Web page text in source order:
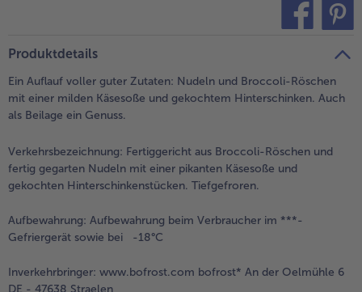
alle Kuchen & Torten
Süßspeisen
alle Süßspeisen
alle Obst
Wein & Spirituosen
Küchenutensilien
alle bofrost*free
bofrost*high Protein
alle bofrost*high Protein
alle bofrost*plus.
Produktdetails
Ein Auflauf voller guter Zutaten: Nudeln und Broccoli-Röschen
mit einer milden Käsesoße und gekochtem Hinterschinken. Auch
als Beilage ein Genuss.
Verkehrsbezeichnung: Fertiggericht aus Broccoli-Röschen und
fertig gegarten Nudeln mit einer pikanten Käsesoße und
gekochten Hinterschinkenstücken. Tiefgefroren.
Aufbewahrung: Aufbewahrung beim Verbraucher im ***-
Gefriergerät sowie bei -18°C
Inverkehrbringer: www.bofrost.com bofrost* An der Oelmühle 6